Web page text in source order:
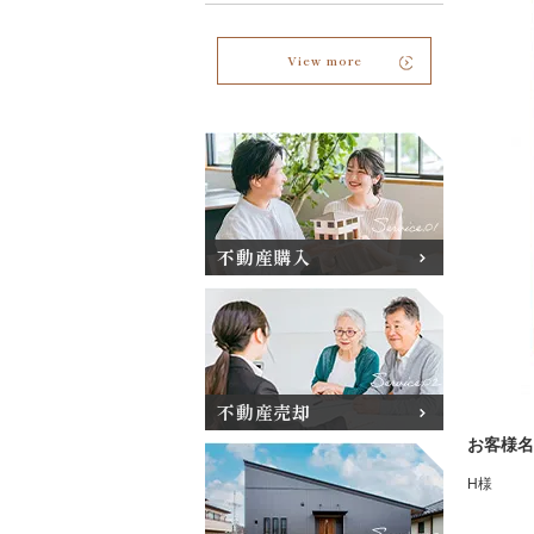
お客様
H様
View more
不動産購入
不動産売却